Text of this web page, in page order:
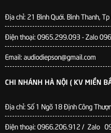
Địa chỉ: 21 Bình Quới. Bình Thanh,
Điện thoại: 0965.299.093 - Zalo
Email: audiodiepson@gmail.com
CHI NHÁNH HÀ NỘI ( KV MIỀN
Địa chỉ: Số 1 Ngõ 18 Định Công
Điện thoại: 0966.206.912 / Zalo